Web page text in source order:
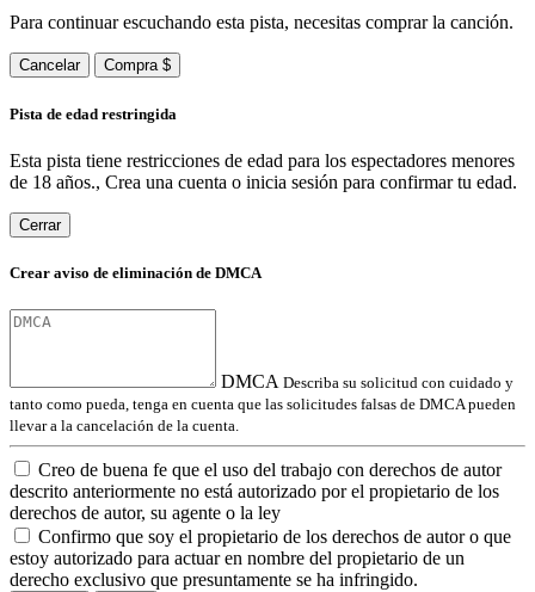
Para continuar escuchando esta pista, necesitas comprar la canción.
Cancelar Compra $
Pista de edad restringida
Esta pista tiene restricciones de edad para los espectadores menores
de 18 años., Crea una cuenta o inicia sesión para confirmar tu edad.
Cerrar
Crear aviso de eliminación de DMCA
DMCA Describa su solicitud con cuidado y
tanto como pueda, tenga en cuenta que las solicitudes falsas de DMCA pueden
llevar a la cancelación de la cuenta.
Creo de buena fe que el uso del trabajo con derechos de autor
descrito anteriormente no está autorizado por el propietario de los
derechos de autor, su agente o la ley
Confirmo que soy el propietario de los derechos de autor o que
estoy autorizado para actuar en nombre del propietario de un
derecho exclusivo que presuntamente se ha infringido.